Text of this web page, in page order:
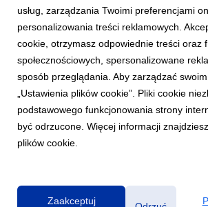
Polityka prywatności
usług, zarządzania Twoimi preferencjami
personalizowania treści reklamowych.
cookie, otrzymasz odpowiednie treści oraz
społecznościowych, spersonalizowane
sposób przeglądania. Aby zarządzać
„Ustawienia plików cookie”. Pliki cookie
podstawowego funkcjonowania strony
być odrzucone. Więcej informacji
plików cookie.
Zaakceptuj